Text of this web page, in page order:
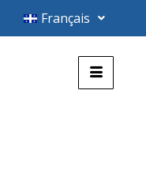
Français